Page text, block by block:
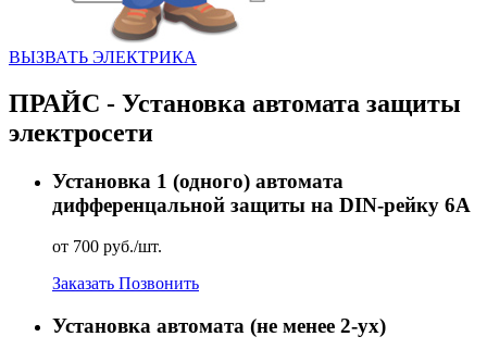
ВЫЗВАТЬ ЭЛЕКТРИКА
ПРАЙС - Установка автомата защиты
электросети
Установка 1 (одного) автомата
дифференцальной защиты на DIN-рейку 6А
от 700 руб./шт.
Заказать Позвонить
Установка автомата (не менее 2-ух)